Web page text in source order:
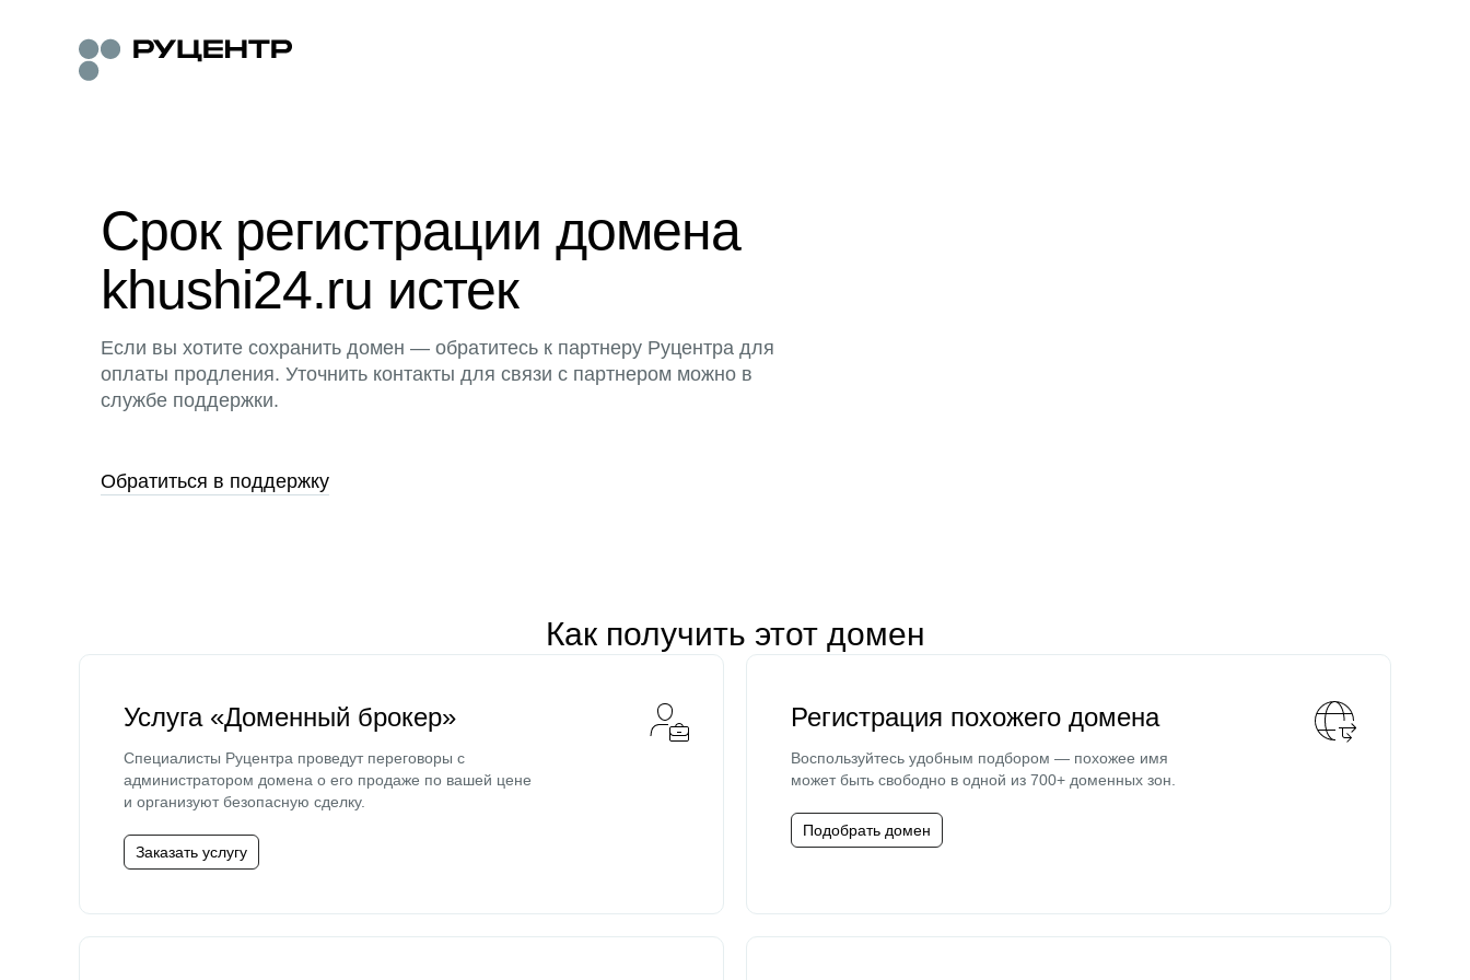
Срок регистрации домена
khushi24.ru истек
Если вы хотите сохранить домен — обратитесь к партнеру Руцентра для
оплаты продления. Уточнить контакты для связи с партнером можно в
службе поддержки.
Обратиться в поддержку
Как получить этот домен
Услуга «Доменный брокер»
Специалисты Руцентра проведут переговоры с
администратором домена о его продаже по вашей цене
и организуют безопасную сделку.
Заказать услугу
Регистрация похожего домена
Воспользуйтесь удобным подбором — похожее имя
может быть свободно в одной из 700+ доменных зон.
Подобрать домен